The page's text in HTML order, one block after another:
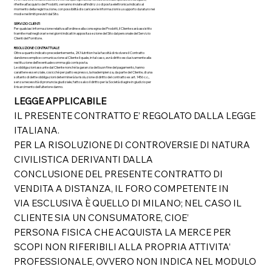
riferite all'acquisto dei Prodotti, verranno inviate all'indirizzo di posta elettronica indicato al
momento della registrazione, con possibilità di scaricare le informazioni su supporto duraturo nei
modi e nei limiti previsti dal Sito.
SERVIZIO CLIENTI
Per qualsiasi informazione relativa all'ordine e alla consegna dei Prodotti, il Cliente sarà assistito
tramite mail negli orari e nei giorni indicati in apposita sezione del Sito dal personale del Servizio
Clienti del Fornitore.
RISOLUZIONE CONTRATTUALE
Oltre a quanto indicato precedentemente, 2K Nutrition ha la facoltà di risolvere il Contratto
dandone semplice comunicazione al Cliente il quale, in tal caso, avrà diritto esclusivamente alla
restituzione dell'eventuale somma già corrisposta.
Le obbligazioni assunte dal Cliente nonché la garanzia del buon fine del pagamento, hanno
carattere essenziale, cosicché per patto espresso, la inadempienza, da parte del Cliente, di una
soltanto di dette obbligazioni determinerà la risoluzione di diritto del contratto ex art. 1456 c.c.,
senza necessità di pronuncia giudiziale, fatto salvo il diritto per la Società di agire in giudizio per
il risarcimento dell'ulteriore danno.
LEGGE APPLICABILE
IL PRESENTE CONTRATTO E’ REGOLATO DALLA LEGGE
ITALIANA.
PER LA RISOLUZIONE DI CONTROVERSIE DI NATURA
CIVILISTICA DERIVANTI DALLA
CONCLUSIONE DEL PRESENTE CONTRATTO DI
VENDITA A DISTANZA, IL FORO COMPETENTE IN
VIA ESCLUSIVA È QUELLO DI MILANO; NEL CASO IL
CLIENTE SIA UN CONSUMATORE, CIOE’
PERSONA FISICA CHE ACQUISTA LA MERCE PER
SCOPI NON RIFERIBILI ALLA PROPRIA ATTIVITA’
PROFESSIONALE, OVVERO NON INDICA NEL MODULO